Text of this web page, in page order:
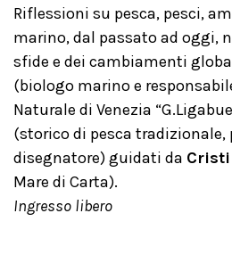
Riflessioni su pesca, pesci,
marino, dal passato ad oggi,
sfide e dei cambiamenti
(biologo marino e
Naturale di Venezia
(storico di pesca tradizionale,
disegnatore) guidati da
Mare di Carta).
Ingresso libero